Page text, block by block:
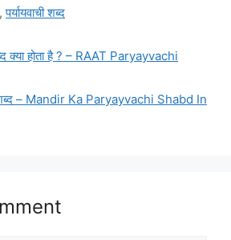
,पर्यायवाची शब्द
क्या होता है ? – RAAT Paryayvachi
शब्द – Mandir Ka Paryayvachi Shabd In